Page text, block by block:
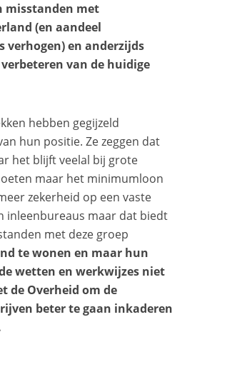
misstanden met
(en aandeel
verhogen) en anderzijds
van de huidige
hebben gegijzeld
hun positie. Ze zeggen dat
het blijft veelal bij grote
maar het minimumloon
zekerheid op een vaste
inleenbureaus maar dat biedt
met deze groep
te wonen en maar hun
wetten en werkwijzes niet
de Overheid om de
beter te gaan inkaderen